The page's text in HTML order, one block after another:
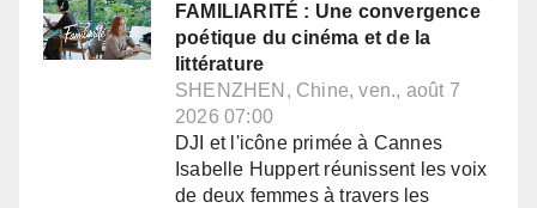
FAMILIARITÉ : Une convergence
poétique du cinéma et de la
littérature
SHENZHEN, Chine, ven., août 7
2026 07:00
DJI et l'icône primée à Cannes
Isabelle Huppert réunissent les voix
de deux femmes à travers les